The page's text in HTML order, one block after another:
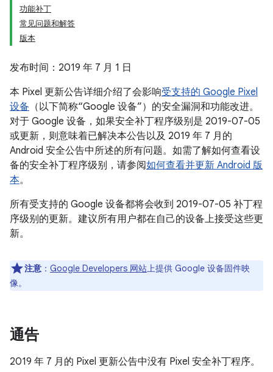
功能补丁
常见问题和解答
版本
发布时间：2019 年 7 月 1 日
本 Pixel 更新公告详细介绍了会影响受支持的 Google Pixel
设备 （以下简称“Google 设备”）的安全漏洞和功能改进。
对于 Google 设备，如果安全补丁程序级别是 2019-07-05
或更新，则意味着已解决本公告以及 2019 年 7 月的
Android 安全公告中所述的所有问题。如需了解如何查看设
备的安全补丁程序级别，请参阅如何查看并更新 Android 版
本。
所有受支持的 Google 设备都将会收到 2019-07-05 补丁程
序级别的更新。建议所有用户都在自己的设备上接受这些更
新。
注意 ： Google Developers 网站上提供 Google 设备固件映
像。
通告
2019 年 7 月的 Pixel 更新公告中没有 Pixel 安全补丁程序。